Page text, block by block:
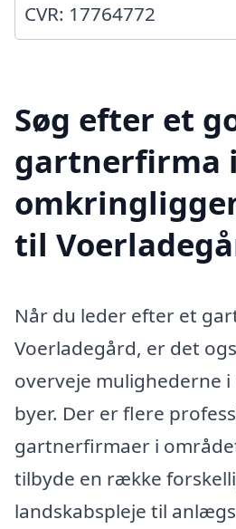
CVR: 17764772
Søg efter et
gartnerfirma
til
Når du leder efter et
Voerladegård, er det
overveje mulighederne
byer. Der er flere
gartnerfirmaer i
tilbyde en række
landskabspleje til